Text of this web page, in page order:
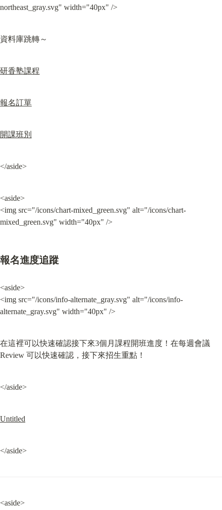
northeast_gray.svg" width="40px" />
資料庫跳轉～
研香塾課程
報名訂單
開課班別
</aside>
<aside>
<img src="/icons/chart-mixed_green.svg" alt="/icons/chart-
mixed_green.svg" width="40px" />
報名進度追蹤
<aside>
<img src="/icons/info-alternate_gray.svg" alt="/icons/info-
alternate_gray.svg" width="40px" />
在這裡可以快速確認接下來3個月課程開班進度！在每週會議
Review 可以快速確認，接下來招生重點！
</aside>
Untitled
</aside>
<aside>